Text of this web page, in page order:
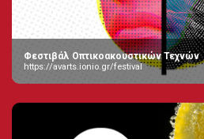
Φεστιβάλ Οπτικοακουστικών Τεχνών
https://avarts.ionio.gr/festival